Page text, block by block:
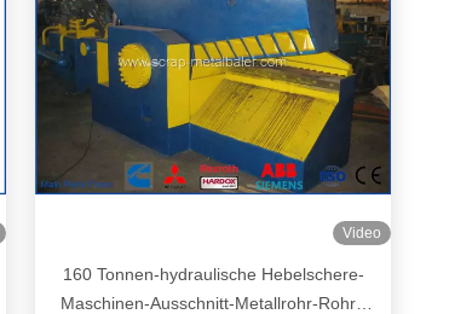
Video
160 Tonnen-hydraulische Hebelschere-
Maschinen-Ausschnitt-Metallrohr-Rohre